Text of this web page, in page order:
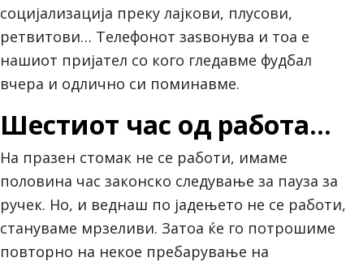
социјализација преку лајкови, плусови,
ретвитови… Телефонот заѕвонува и тоа е
нашиот пријател со кого гледавме фудбал
вчера и одлично си поминавме.
Шестиот час од работа…
На празен стомак не се работи, имаме
половина час законско следување за пауза за
ручек. Но, и веднаш по јадењето не се работи,
стануваме мрзеливи. Затоа ќе го потрошиме
повторно на некое пребарување на